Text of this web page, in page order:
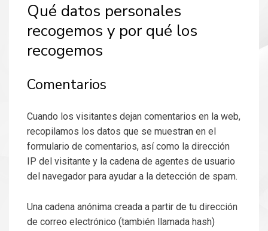
Qué datos personales
recogemos y por qué los
recogemos
Comentarios
Cuando los visitantes dejan comentarios en la web,
recopilamos los datos que se muestran en el
formulario de comentarios, así como la dirección
IP del visitante y la cadena de agentes de usuario
del navegador para ayudar a la detección de spam.
Una cadena anónima creada a partir de tu dirección
de correo electrónico (también llamada hash)